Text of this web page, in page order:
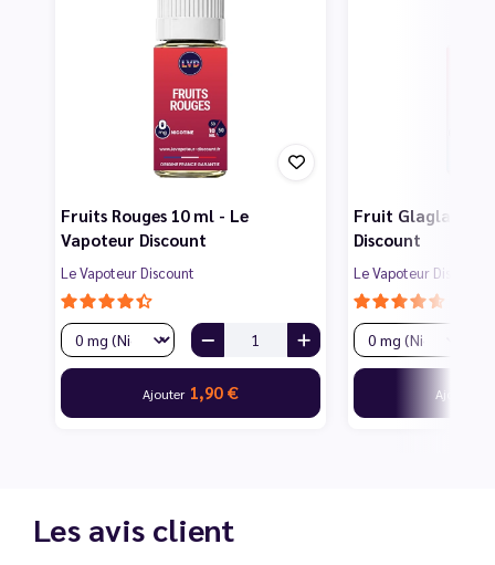
Fruits Rouges 10 ml - Le
Vapoteur Discount
Le Vapoteur Discount
Ajouter 1,90 €
Fruit Glagla 10
Discount
Le Vapoteur Discount
Ajouter
Les avis client